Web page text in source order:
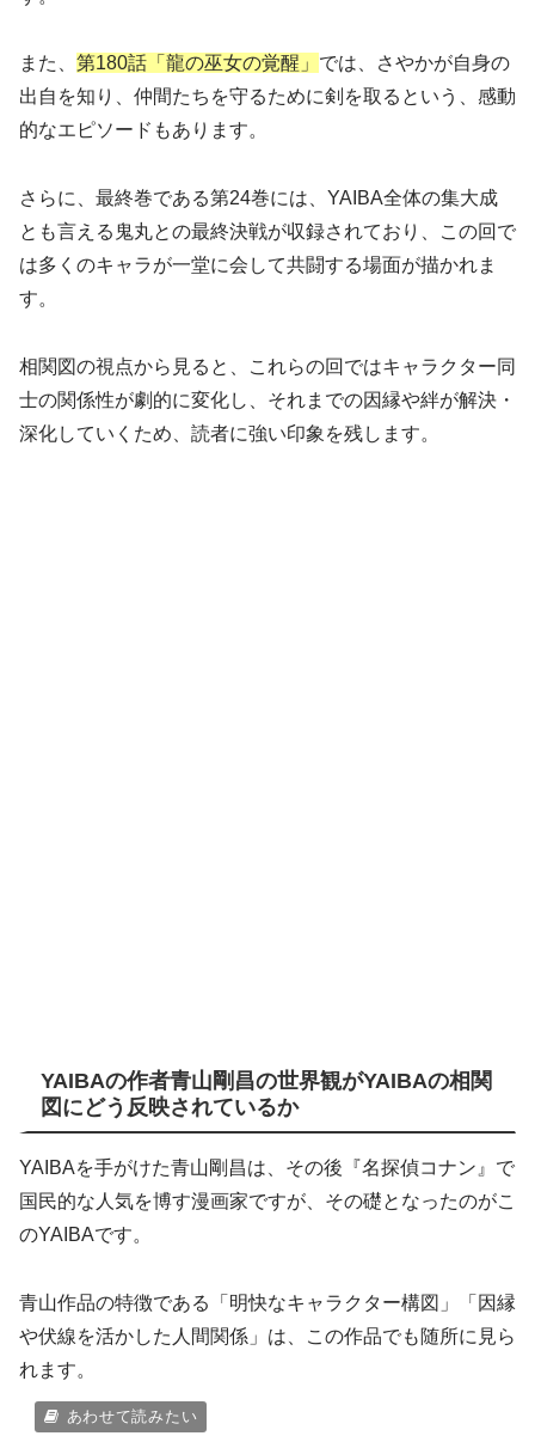
また、 第180話「龍の巫女の覚醒」 では、さやかが自身の
出自を知り、仲間たちを守るために剣を取るという、感動
的なエピソードもあります。
さらに、最終巻である第24巻には、YAIBA全体の集大成
とも言える鬼丸との最終決戦が収録されており、この回で
は多くのキャラが一堂に会して共闘する場面が描かれま
す。
相関図の視点から見ると、これらの回ではキャラクター同
士の関係性が劇的に変化し、それまでの因縁や絆が解決・
深化していくため、読者に強い印象を残します。
YAIBAの作者青山剛昌の世界観がYAIBAの相関
図にどう反映されているか
YAIBAを手がけた青山剛昌は、その後『名探偵コナン』で
国民的な人気を博す漫画家ですが、その礎となったのがこ
のYAIBAです。
青山作品の特徴である「明快なキャラクター構図」「因縁
や伏線を活かした人間関係」は、この作品でも随所に見ら
れます。